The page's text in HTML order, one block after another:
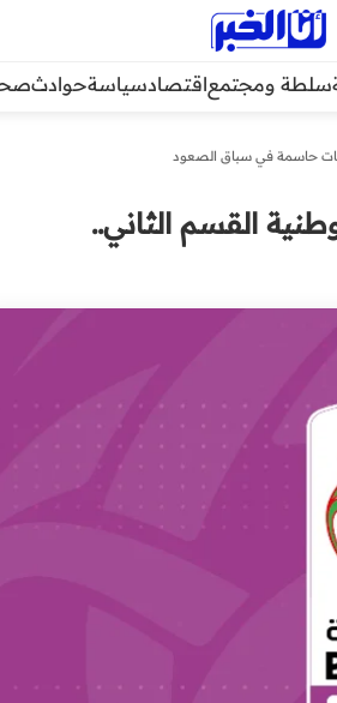
سلطة ومجتمعاقتصادسياسةحوادث
من البطولة الوطنية القسم الثاني..